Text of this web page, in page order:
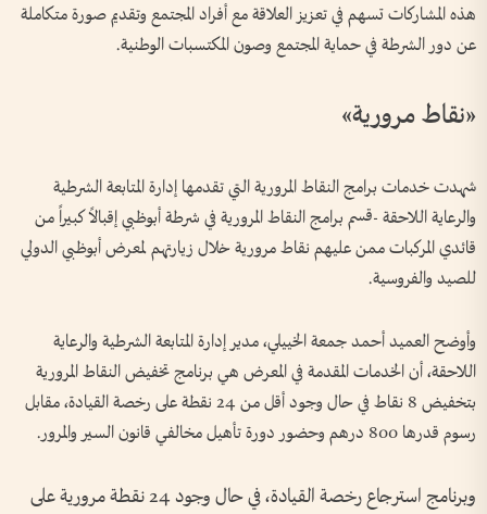
هذه المشاركات تسهم في تعزيز العلاقة مع أفراد المجتمع وتقديم صورة متكاملة
عن دور الشرطة في حماية المجتمع وصون المكتسبات الوطنية.
«نقاط مرورية»
شهدت خدمات برامج النقاط المرورية التي تقدمها إدارة المتابعة الشرطية
والرعاية اللاحقة -قسم برامج النقاط المرورية في شرطة أبوظبي إقبالاً كبيراً من
قائدي المركبات ممن عليهم نقاط مرورية خلال زيارتهم لمعرض أبوظبي الدولي
للصيد والفروسية.
وأوضح العميد أحمد جمعة الخييلي، مدير إدارة المتابعة الشرطية والرعاية
اللاحقة، أن الخدمات المقدمة في المعرض هي برنامج تخفيض النقاط المرورية
بتخفيض 8 نقاط في حال وجود أقل من 24 نقطة على رخصة القيادة، مقابل
رسوم قدرها 800 درهم وحضور دورة تأهيل مخالفي قانون السير والمرور.
وبرنامج استرجاع رخصة القيادة، في حال وجود 24 نقطة مرورية على